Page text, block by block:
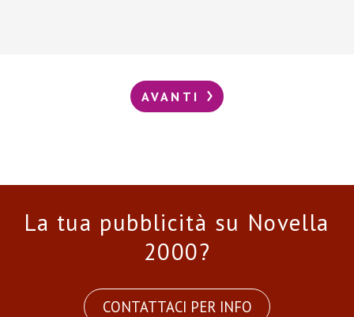
AVANTI
La tua pubblicità su Novella
2000?
CONTATTACI PER INFO